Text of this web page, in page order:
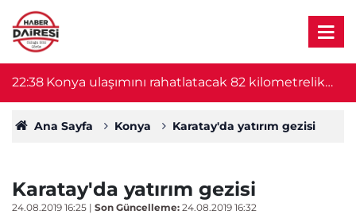
22:38 Konya ulaşımını rahatlatacak 82 kilometrelik
proje başlıyor! Bakan Uraloğlu duyurdu
Ana Sayfa Konya Karatay'da yatırım gezisi
Karatay'da yatırım gezisi
24.08.2019 16:25 | Son Güncelleme: 24.08.2019 16:32